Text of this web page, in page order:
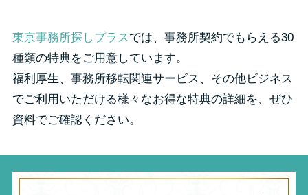
東京事務所探しプラスでは、事務所契約でもらえる30
種類の特典をご用意しています。
福利厚生、事務所移転関連サービス、その他ビジネス
でご利用いただける様々なお得な特典の詳細を、ぜひ
資料でご確認ください。